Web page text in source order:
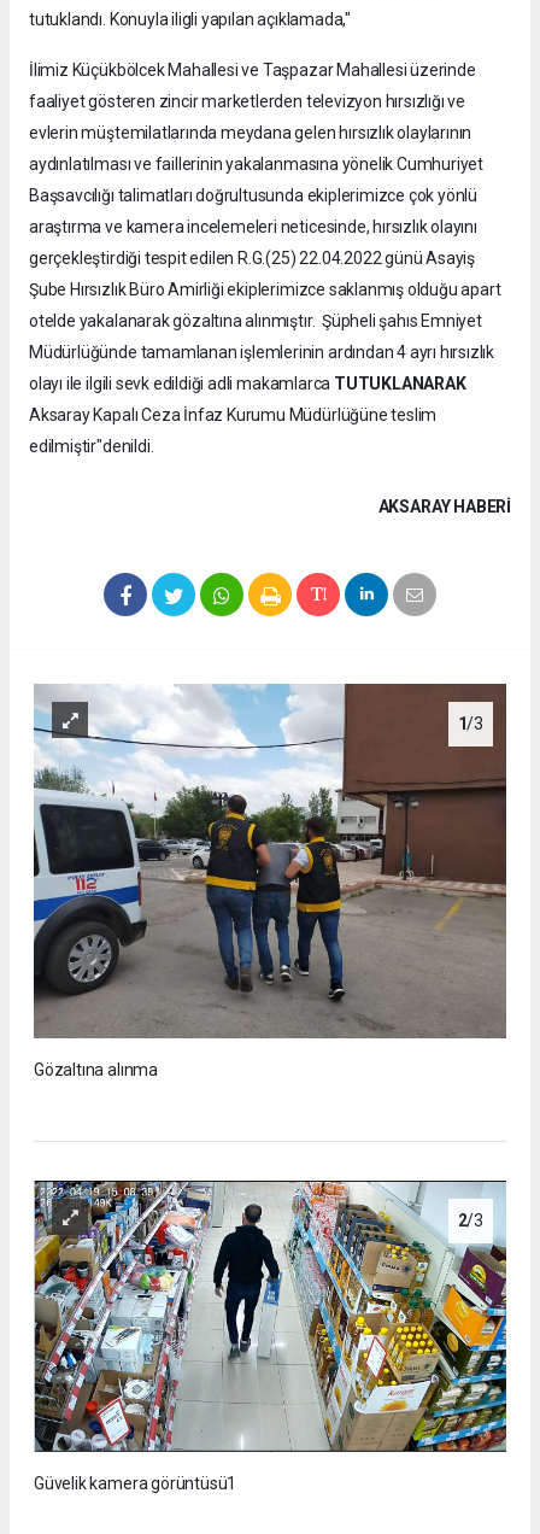
tutuklandı. Konuyla iligli yapılan açıklamada,"
İlimiz Küçükbölcek Mahallesi ve Taşpazar Mahallesi üzerinde
faaliyet gösteren zincir marketlerden televizyon hırsızlığı ve
evlerin müştemilatlarında meydana gelen hırsızlık olaylarının
aydınlatılması ve faillerinin yakalanmasına yönelik Cumhuriyet
Başsavcılığı talimatları doğrultusunda ekiplerimizce çok yönlü
araştırma ve kamera incelemeleri neticesinde, hırsızlık olayını
gerçekleştirdiği tespit edilen R.G.(25) 22.04.2022 günü Asayiş
Şube Hırsızlık Büro Amirliği ekiplerimizce saklanmış olduğu apart
otelde yakalanarak gözaltına alınmıştır. Şüpheli şahıs Emniyet
Müdürlüğünde tamamlanan işlemlerinin ardından 4 ayrı hırsızlık
olayı ile ilgili sevk edildiği adli makamlarca TUTUKLANARAK
Aksaray Kapalı Ceza İnfaz Kurumu Müdürlüğüne teslim
edilmiştir"denildi.
AKSARAY HABERİ
1/3
Gözaltına alınma
2/3
Güvelik kamera görüntüsü1